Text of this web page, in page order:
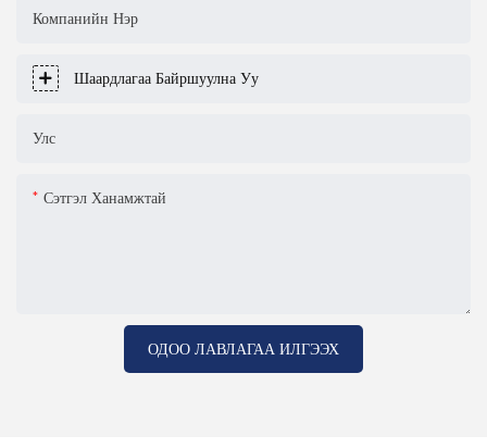
Компанийн Нэр
Шаардлагаа Байршуулна Уу
Улс
Сэтгэл Ханамжтай
ОДОО ЛАВЛАГАА ИЛГЭЭХ